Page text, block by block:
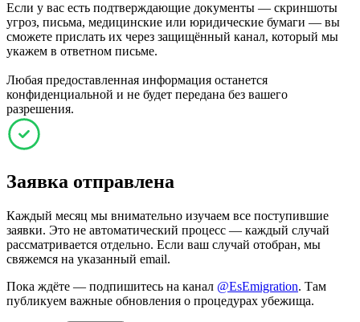
Если у вас есть подтверждающие документы — скриншоты
угроз, письма, медицинские или юридические бумаги — вы
сможете прислать их через защищённый канал, который мы
укажем в ответном письме.
Любая предоставленная информация останется
конфиденциальной и не будет передана без вашего
разрешения.
Заявка отправлена
Каждый месяц мы внимательно изучаем все поступившие
заявки. Это не автоматический процесс — каждый случай
рассматривается отдельно. Если ваш случай отобран, мы
свяжемся на указанный email.
Пока ждёте — подпишитесь на канал @EsEmigration. Там
публикуем важные обновления о процедурах убежища.